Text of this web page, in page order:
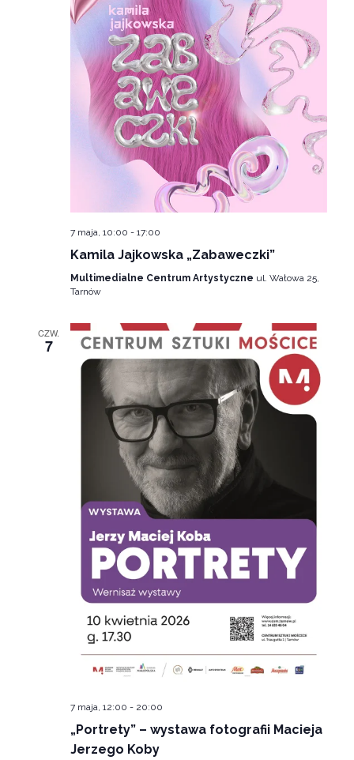
7 maja, 10:00 - 17:00
Kamila Jajkowska „Zabaweczki”
Multimedialne Centrum Artystyczne ul. Wałowa 25,
Tarnów
CZW.
7
7 maja, 12:00 - 20:00
„Portrety” – wystawa fotografii Macieja
Jerzego Koby